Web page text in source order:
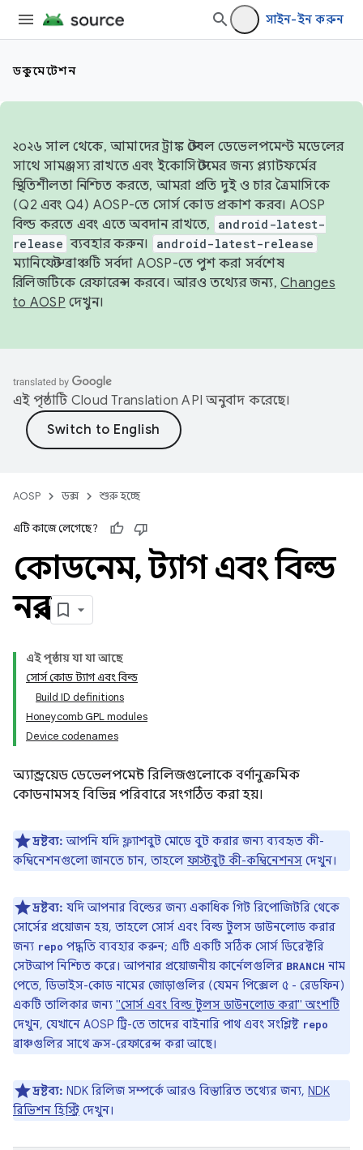
সাইন-ইন করুন
ডকুমেন্টেশন
২০২৬ সাল থেকে, আমাদের ট্রাঙ্ক স্টেবল ডেভেলপমেন্ট মডেলের
সাথে সামঞ্জস্য রাখতে এবং ইকোসিস্টেমের জন্য প্ল্যাটফর্মের
স্থিতিশীলতা নিশ্চিত করতে, আমরা প্রতি দুই ও চার ত্রৈমাসিকে
(Q2 এবং Q4) AOSP-তে সোর্স কোড প্রকাশ করব। AOSP
বিল্ড করতে এবং এতে অবদান রাখতে,
android-latest-
release ব্যবহার করুন। android-latest-release
ম্যানিফেস্ট ব্রাঞ্চটি সর্বদা AOSP-তে পুশ করা সর্বশেষ
রিলিজটিকে রেফারেন্স করবে। আরও তথ্যের জন্য, Changes
to AOSP দেখুন।
এই পৃষ্ঠাটি Cloud Translation API অনুবাদ করেছে।
AOSP ডক্স শুরু হচ্ছে
এটি কাজে লেগেছে?
কোডনেম,ট্যাগ এবং বিল্ড
নম্বর
এই পৃষ্ঠায় যা যা আছে
সোর্স কোড ট্যাগ এবং বিল্ড
Build ID definitions
Honeycomb GPL modules
Device codenames
অ্যান্ড্রয়েড ডেভেলপমেন্ট রিলিজগুলোকে বর্ণানুক্রমিক
কোডনামসহ বিভিন্ন পরিবারে সংগঠিত করা হয়।
দ্রষ্টব্য: আপনি যদি ফ্ল্যাশবুট মোডে বুট করার জন্য ব্যবহৃত কী-
কম্বিনেশনগুলো জানতে চান, তাহলে ফাস্টবুট কী-কম্বিনেশনস দেখুন।
দ্রষ্টব্য: যদি আপনার বিল্ডের জন্য একাধিক গিট রিপোজিটরি থেকে
সোর্সের প্রয়োজন হয়, তাহলে সোর্স এবং বিল্ড টুলস ডাউনলোড করার
জন্য repo পদ্ধতি ব্যবহার করুন; এটি একটি সঠিক সোর্স ডিরেক্টরি
সেটআপ নিশ্চিত করে। আপনার প্রয়োজনীয় কার্নেলগুলির BRANCH নাম
পেতে, ডিভাইস-কোড নামের জোড়াগুলির (যেমন পিক্সেল ৫ - রেডফিন)
একটি তালিকার জন্য "সোর্স এবং বিল্ড টুলস ডাউনলোড করা" অংশটি
দেখুন, যেখানে AOSP ট্রি-তে তাদের বাইনারি পাথ এবং সংশ্লিষ্ট repo
ব্রাঞ্চগুলির সাথে ক্রস-রেফারেন্স করা আছে।
দ্রষ্টব্য: NDK রিলিজ সম্পর্কে আরও বিস্তারিত তথ্যের জন্য, NDK
রিভিশন হিস্ট্রি দেখুন।